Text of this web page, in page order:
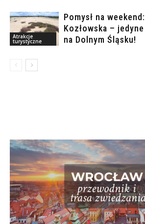
Atrakcje
turystyczne
Pomysł na
Kozłowska –
na Dolnym Śląsku!